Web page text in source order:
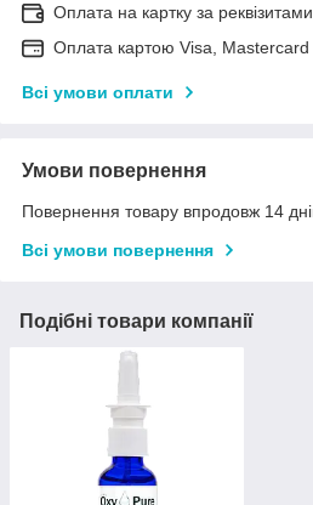
Оплата на картку за
Оплата картою Visa,
Всі умови оплати
Умови повернення
Повернення товару впродовж 14
Всі умови повернення
Подібні товари компанії